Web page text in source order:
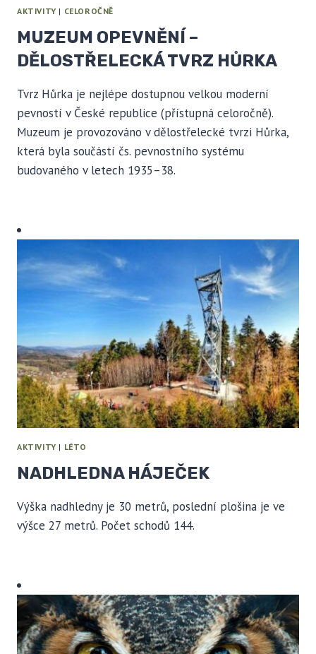
AKTIVITY | CELOROČNĚ
MUZEUM OPEVNĚNÍ –
DĚLOSTŘELECKÁ TVRZ HŮRKA
Tvrz Hůrka je nejlépe dostupnou velkou moderní
pevností v České republice (přístupná celoročně).
Muzeum je provozováno v dělostřelecké tvrzi Hůrka,
která byla součástí čs. pevnostního systému
budovaného v letech 1935–38.
AKTIVITY | LÉTO
NADHLEDNA HÁJEČEK
Výška nadhledny je 30 metrů, poslední plošina je ve
výšce 27 metrů. Počet schodů 144.